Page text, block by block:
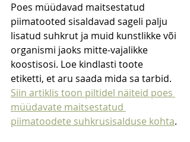
Poes müüdavad maitsestatud
piimatooted sisaldavad sageli palju
lisatud suhkrut ja muid kunstlikke või
organismi jaoks mitte-vajalikke
koostisosi. Loe kindlasti toote
etiketti, et aru saada mida sa tarbid.
Siin artiklis toon piltidel näiteid poes
müüdavate maitsestatud
piimatoodete suhkrusisalduse kohta.